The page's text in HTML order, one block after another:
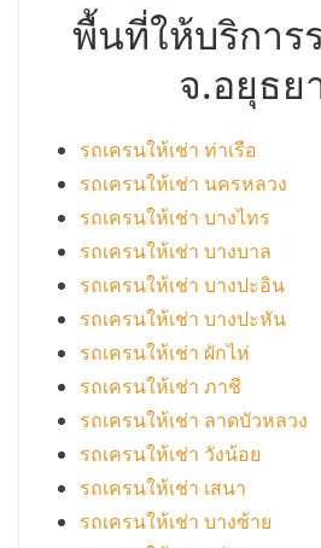
พื้นที่ให้บริการ
จ.อยุธย
รถเครนให้เช่า ท่าเรือ
รถเครนให้เช่า นครหลวง
รถเครนให้เช่า บางไทร
รถเครนให้เช่า บางบาล
รถเครนให้เช่า บางปะอิน
รถเครนให้เช่า บางปะหัน
รถเครนให้เช่า ผักไห่
รถเครนให้เช่า ภาชี
รถเครนให้เช่า ลาดบัวหลวง
รถเครนให้เช่า วังน้อย
รถเครนให้เช่า เสนา
รถเครนให้เช่า บางซ้าย